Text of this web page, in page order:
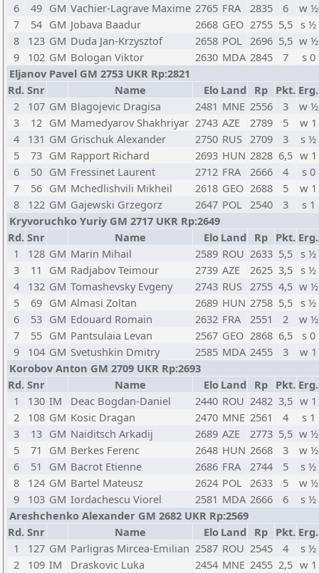
6
49 GM Vachier-Lagrave Maxime 2765 FRA 2835 6
w ½
7
54 GM Jobava Baadur 2668 GEO 2755 5,5 s ½
8
123 GM Duda Jan-Krzysztof 2658 POL 2696 5,5 w ½
9
102 GM Bologan Viktor 2630 MDA 2845 7
s 0
Eljanov Pavel GM 2753 UKR Rp:2821
Rd. Snr Name Elo Land Rp Pkt. Erg.
2
107 GM Blagojevic Dragisa 2481 MNE 2556 3
w ½
3
12 GM Mamedyarov Shakhriyar 2743 AZE 2789 5
w 1
4
131 GM Grischuk Alexander 2750 RUS 2709 3
s ½
5
73 GM Rapport Richard 2693 HUN 2828 6,5 w 1
6
50 GM Fressinet Laurent 2712 FRA 2666 4
s 0
7
56 GM Mchedlishvili Mikheil 2618 GEO 2688 5
w 1
8
122 GM Gajewski Grzegorz 2647 POL 2540 3
s 1
Kryvoruchko Yuriy GM 2717 UKR Rp:2649
Rd. Snr Name Elo Land Rp Pkt. Erg.
1
128 GM Marin Mihail 2589 ROU 2633 5,5 s ½
3
11 GM Radjabov Teimour 2739 AZE 2625 3,5 s ½
4
132 GM Tomashevsky Evgeny 2743 RUS 2755 4,5 w ½
5
69 GM Almasi Zoltan 2689 HUN 2758 5,5 s ½
6
53 GM Edouard Romain 2632 FRA 2551 2
w ½
7
55 GM Pantsulaia Levan 2567 GEO 2868 6,5
s 0
9
104 GM Svetushkin Dmitry 2585 MDA 2455 3
w 1
Korobov Anton GM 2709 UKR Rp:2693
Rd. Snr Name Elo Land Rp Pkt. Erg.
1
130 IM Deac Bogdan-Daniel 2440 ROU 2482 3,5 w 1
2
108 GM Kosic Dragan 2470 MNE 2561 4
s 1
3
13 GM Naiditsch Arkadij 2689 AZE 2773 5,5 w ½
5
71 GM Berkes Ferenc 2648 HUN 2668 3
w ½
6
51 GM Bacrot Etienne 2686 FRA 2744 5
s ½
8
124 GM Bartel Mateusz 2624 POL 2633 5
w ½
9
103 GM Iordachescu Viorel 2581 MDA 2666 6
s ½
Areshchenko Alexander GM 2682 UKR Rp:2569
Rd. Snr Name Elo Land Rp Pkt. Erg.
1
127 GM Parligras Mircea-Emilian 2587 ROU 2545 4
s ½
2
109 IM Draskovic Luka 2454 MNE 2455 2,5 w 1